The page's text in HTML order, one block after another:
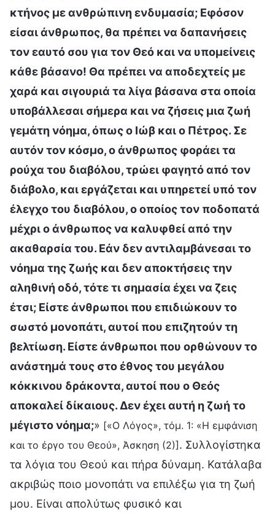
κτήνος με ανθρώπινη ενδυμασία; Εφόσον
είσαι άνθρωπος, θα πρέπει να δαπανήσεις
τον εαυτό σου για τον Θεό και να υπομείνεις
κάθε βάσανο! Θα πρέπει να αποδεχτείς με
χαρά και σιγουριά τα λίγα βάσανα στα οποία
υποβάλλεσαι σήμερα και να ζήσεις μια ζωή
γεμάτη νόημα, όπως ο Ιώβ και ο Πέτρος. Σε
αυτόν τον κόσμο, ο άνθρωπος φοράει τα
ρούχα του διαβόλου, τρώει φαγητό από τον
διάβολο, και εργάζεται και υπηρετεί υπό τον
έλεγχο του διαβόλου, ο οποίος τον ποδοπατά
μέχρι ο άνθρωπος να καλυφθεί από την
ακαθαρσία του. Εάν δεν αντιλαμβάνεσαι το
νόημα της ζωής και δεν αποκτήσεις την
αληθινή οδό, τότε τι σημασία έχει να ζεις
έτσι; Είστε άνθρωποι που επιδιώκουν το
σωστό μονοπάτι, αυτοί που επιζητούν τη
βελτίωση. Είστε άνθρωποι που ορθώνουν το
ανάστημά τους στο έθνος του μεγάλου
κόκκινου δράκοντα, αυτοί που ο Θεός
αποκαλεί δίκαιους. Δεν έχει αυτή η ζωή το
μέγιστο νόημα;» [«Ο Λόγος», τόμ. 1: «Η εμφάνιση
και το έργο του Θεού», Άσκηση (2)]. Συλλογίστηκα
τα λόγια του Θεού και πήρα δύναμη. Κατάλαβα
ακριβώς ποιο μονοπάτι να επιλέξω για τη ζωή
μου. Είναι απολύτως φυσικό και